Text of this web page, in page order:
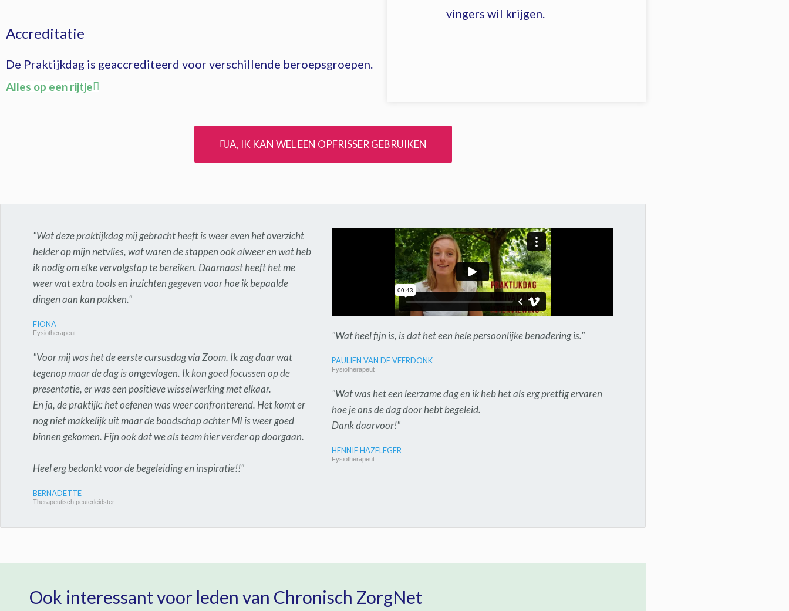
Accreditatie
De Praktijkdag is geaccrediteerd voor verschillende beroepsgroepen.
Alles op een rijtje
vingers wil krijgen.
JA, IK KAN WEL EEN OPFRISSER GEBRUIKEN
"Wat deze praktijkdag mij gebracht heeft is weer even het overzicht
helder op mijn netvlies, wat waren de stappen ook alweer en wat heb
ik nodig om elke vervolgstap te bereiken. Daarnaast heeft het me
weer wat extra tools en inzichten gegeven voor hoe ik bepaalde
dingen aan kan pakken."
FIONA
Fysiotherapeut
"Voor mij was het de eerste cursusdag via Zoom. Ik zag daar wat
tegenop maar de dag is omgevlogen. Ik kon goed focussen op de
presentatie, er was een positieve wisselwerking met elkaar.
En ja, de praktijk: het oefenen was weer confronterend. Het komt er
nog niet makkelijk uit maar de boodschap achter MI is weer goed
binnen gekomen. Fijn ook dat we als team hier verder op doorgaan.
Heel erg bedankt voor de begeleiding en inspiratie!!"
BERNADETTE
Therapeutisch peuterleidster
"Wat heel fijn is, is dat het een hele persoonlijke benadering is."
PAULIEN VAN DE VEERDONK
Fysiotherapeut
"Wat was het een leerzame dag en ik heb het als erg prettig ervaren
hoe je ons de dag door hebt begeleid.
Dank daarvoor!"
HENNIE HAZELEGER
Fysiotherapeut
Ook interessant voor leden van Chronisch ZorgNet